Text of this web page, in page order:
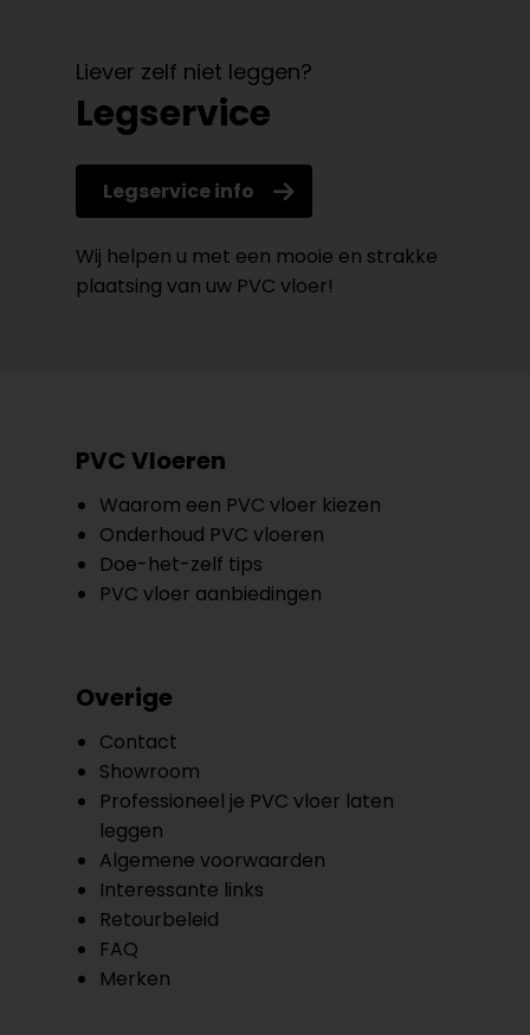
Liever zelf niet leggen?
Legservice
Legservice info
Wij helpen u met een mooie en strakke
plaatsing van uw PVC vloer!
PVC Vloeren
Waarom een PVC vloer kiezen
Onderhoud PVC vloeren
Doe-het-zelf tips
PVC vloer aanbiedingen
Overige
Contact
Showroom
Professioneel je PVC vloer laten
leggen
Algemene voorwaarden
Interessante links
Retourbeleid
FAQ
Merken